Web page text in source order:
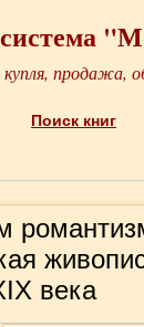
купля, продажа,
Поиск книг
века